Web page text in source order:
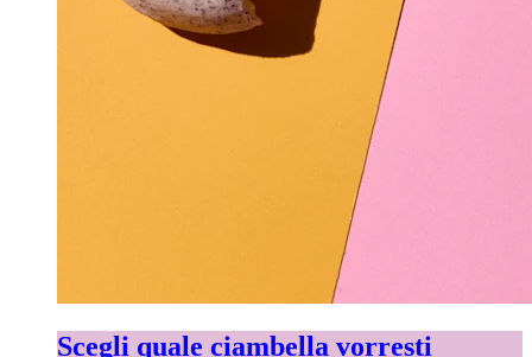
Scegli quale ciambella vorresti